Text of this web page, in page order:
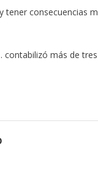
consecuencias
contabilizó más de